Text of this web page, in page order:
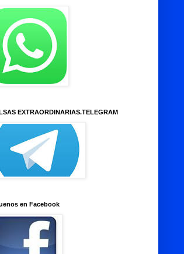
EXTRAORDINARIAS.TELEGRAM
en Facebook